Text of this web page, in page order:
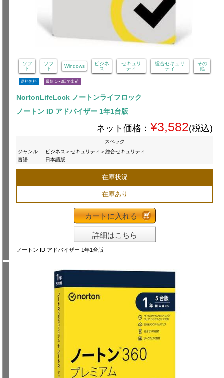
ソフ
ト
ソフ
ト
Windows
ビジネ
ス
セキュリ
ティ
総合セキュリ
ティ
その
他
送料無料 最短 1〜3日で出荷
NortonLifeLock ノートンライフロック
ノートン ID アドバイザー 1年1台版
ネット価格： ¥3,582(税込)
スペック
ジャンル :
ビジネス＞セキュリティ＞総合セキュリティ
言語
: 日本語版
在庫状況
在庫あり
カートに入れる
詳細はこちら
ノートン ID アドバイザー 1年1台版